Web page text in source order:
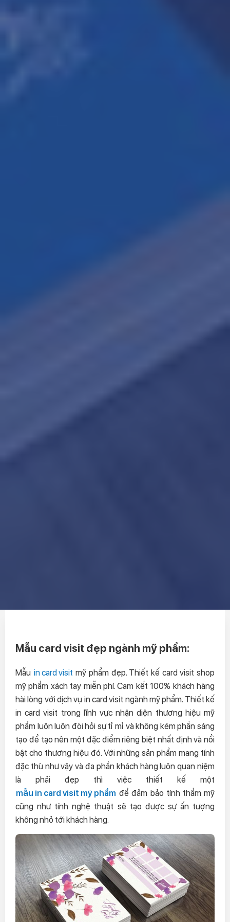
Mẫu card visit đẹp ngành mỹ phẩm:
Mẫu in card visit mỹ phẩm đẹp. Thiết kế card visit shop
mỹ phẩm xách tay miễn phí. Cam kết 100% khách hàng
hài lòng với dịch vụ in card visit ngành mỹ phẩm. Thiết kế
in card visit trong lĩnh vực nhận diện thương hiệu mỹ
phẩm luôn luôn đòi hỏi sự tỉ mỉ và không kém phần sáng
tạo để tạo nên một đặc điểm riêng biệt nhất định và nổi
bật cho thương hiệu đó. Với những sản phẩm mang tính
đặc thù như vậy và đa phần khách hàng luôn quan niệm
là phải đẹp thì việc thiết kế một
mẫu in card visit mỹ phẩm để đảm bảo tính thẩm mỹ
cũng như tính nghệ thuật sẽ tạo được sự ấn tượng
không nhỏ tới khách hàng.